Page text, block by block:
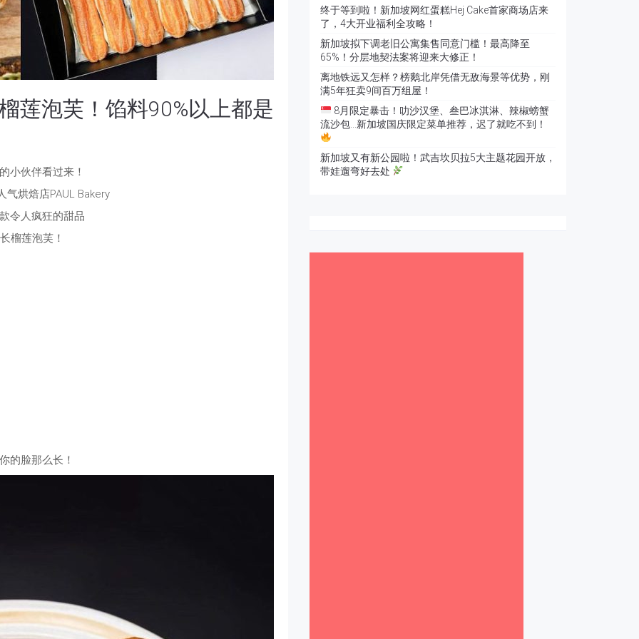
莲泡芙！馅料90%以上都是
小伙伴看过来！
气烘焙店PAUL Bakery
令人疯狂的甜品
榴莲泡芙！
的脸那么长！
终于等到啦！新加坡网红蛋糕Hej Cake首家商场店来
了，4大开业福利全攻略！
新加坡拟下调老旧公寓集售同意门槛！最高降至
65%！分层地契法案将迎来大修正！
离地铁远又怎样？榜鹅北岸凭借无敌海景等优势，刚
满5年狂卖9间百万组屋！
8月限定暴击！叻沙汉堡、叁巴冰淇淋、辣椒螃蟹
流沙包…新加坡国庆限定菜单推荐，迟了就吃不到！
新加坡又有新公园啦！武吉坎贝拉5大主题花园开放，
带娃遛弯好去处